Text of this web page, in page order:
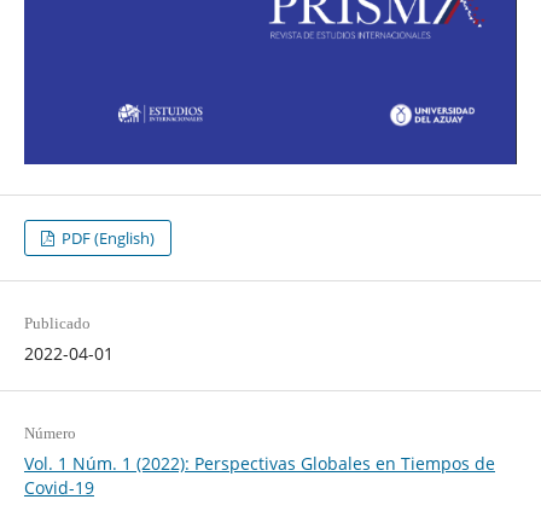
PDF (English)
Publicado
2022-04-01
Número
Vol. 1 Núm. 1 (2022): Perspectivas Globales en Tiempos de
Covid-19